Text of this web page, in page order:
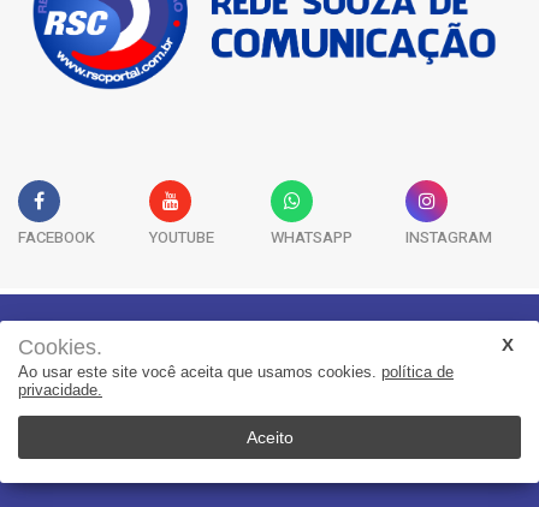
FACEBOOK YOUTUBE WHATSAPP INSTAGRAM
Geral Saúde Segurança Política
Esportes
Entretenimento
Cookies.
Ao usar este site você aceita que usamos cookies. política de
privacidade.
Aceito